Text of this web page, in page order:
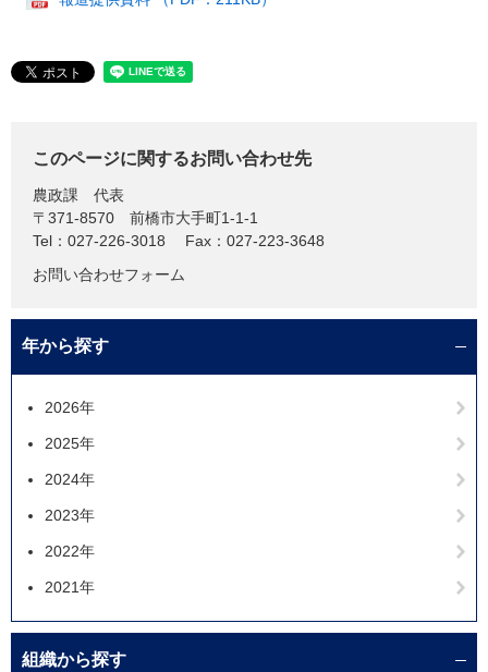
このページに関するお問い合わせ先
農政課
代表
〒371-8570
前橋市大手町1-1-1
Tel：027-226-3018
Fax：027-223-3648
お問い合わせフォーム
年から探す
2026年
2025年
2024年
2023年
2022年
2021年
組織から探す